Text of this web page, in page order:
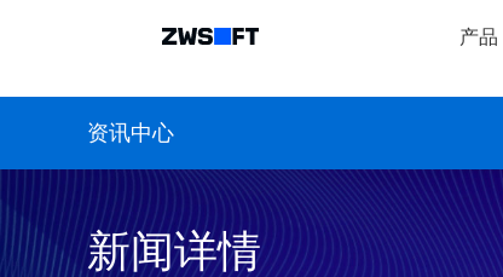
产品
新闻详情
资讯中心